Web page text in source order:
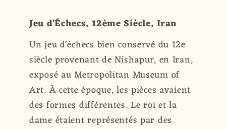
Jeu d'Échecs, 12ème Siècle, Iran
Un jeu d'échecs bien conservé du 12e
siècle provenant de Nishapur, en Iran,
exposé au Metropolitan Museum of
Art. À cette époque, les pièces avaient
des formes différentes. Le roi et la
dame étaient représentés par des